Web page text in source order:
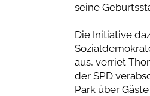
seine
Die Initiative
aus, verriet
der SPD
Park über